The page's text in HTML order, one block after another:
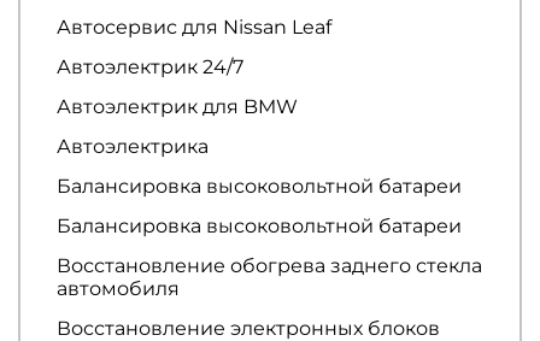
Автосервис для Nissan Leaf
Автоэлектрик 24/7
Автоэлектрик для BMW
Автоэлектрика
Балансировка высоковольтной батареи
Балансировка высоковольтной батареи
Восстановление обогрева заднего стекла
автомобиля
Восстановление электронных блоков